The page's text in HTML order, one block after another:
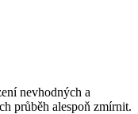
nevhodných a
průběh alespoň zmírnit.